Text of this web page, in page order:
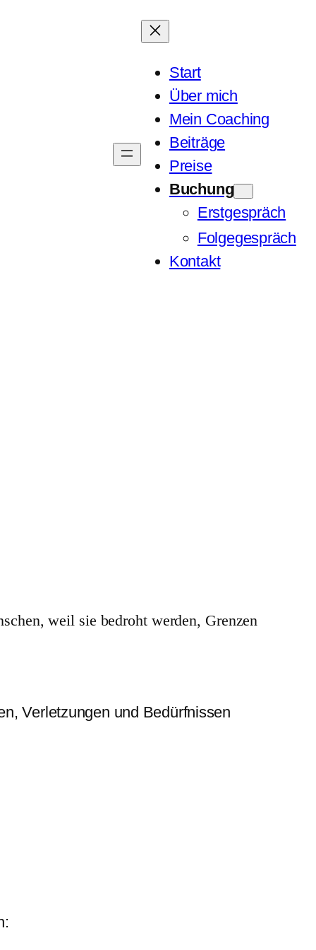
Start
Über mich
Mein Coaching
Beiträge
Preise
Buchung
Erstgespräch
Folgegespräch
Kontakt
weil sie bedroht werden, Grenzen
Verletzungen und Bedürfnissen